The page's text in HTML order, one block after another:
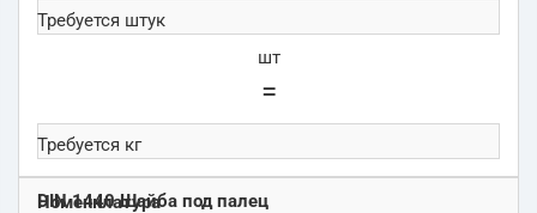
шт
=
DIN 1440 Шайба под палец